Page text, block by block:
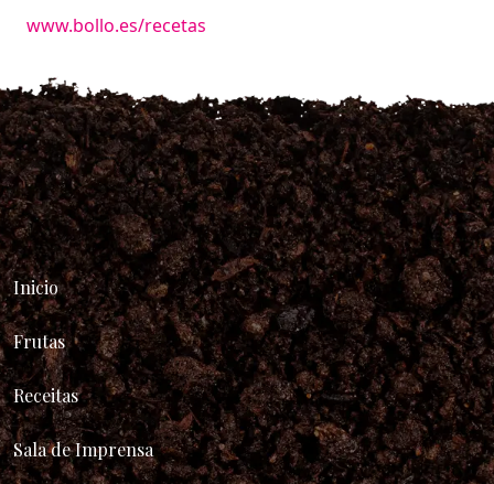
www.bollo.es/recetas
Inicio
Frutas
Receitas
Sala de Imprensa